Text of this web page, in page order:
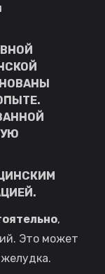
,
Это может